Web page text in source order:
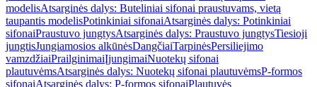
modelisAtsarginės dalys: Buteliniai sifonai praustuvams, vietą
taupantis modelisPotinkiniai sifonaiAtsarginės dalys: Potinkiniai
sifonaiPraustuvo jungtysAtsarginės dalys: Praustuvo jungtysTiesioji
jungtisJungiamosios alkūnėsDangčiaiTarpinėsPersiliejimo
vamzdžiaiPrailginimaiĮjungimaiNuotekų sifonai
plautuvėmsAtsarginės dalys: Nuotekų sifonai plautuvėmsP-formos
sifonaiAtsarginės dalys: P-formos sifonaiPlautuvės